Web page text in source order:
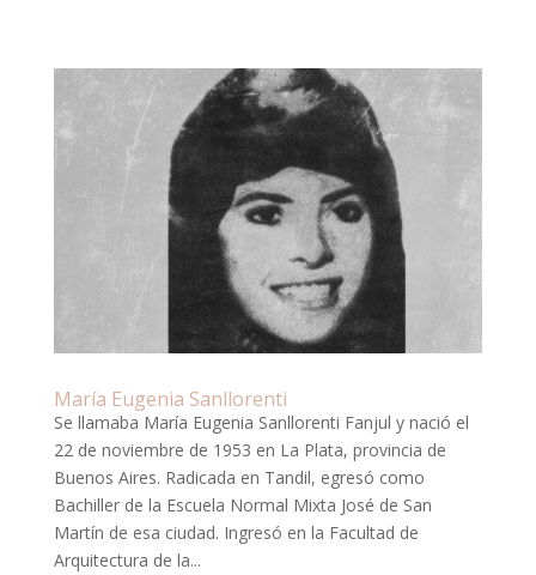
María Eugenia Sanllorenti
Se llamaba María Eugenia Sanllorenti Fanjul y nació el
22 de noviembre de 1953 en La Plata, provincia de
Buenos Aires. Radicada en Tandil, egresó como
Bachiller de la Escuela Normal Mixta José de San
Martín de esa ciudad. Ingresó en la Facultad de
Arquitectura de la...